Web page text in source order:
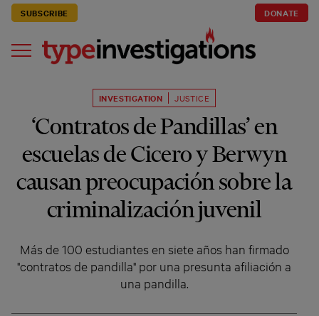
SUBSCRIBE DONATE
INVESTIGATION JUSTICE
‘Contratos de Pandillas’ en
escuelas de Cicero y Berwyn
causan preocupación sobre la
criminalización juvenil
Más de 100 estudiantes en siete años han firmado
"contratos de pandilla" por una presunta afiliación a
una pandilla.